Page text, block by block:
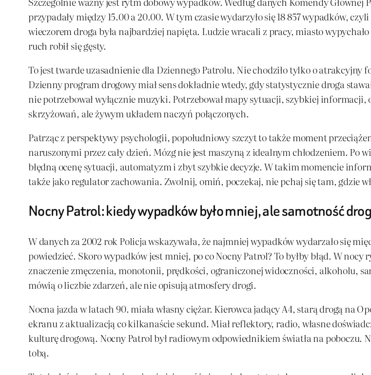
przypadały między 15.00 a 20.00. W tym czasie wydarzyło się 18 857 wypadków,
wieczorem droga była najbardziej napięta. Ludzie wracali z pracy, miasto
ruch robił się gęsty.
To jest twarde uzasadnienie dla Dzien­nego Patrolu. Nie chodziło tylko o
Dzienny program drogowy miał sens dokładnie wtedy, gdy statystycznie droga
nie potrzebował wyłącznie muzyki. Potrzebował mapy sytuacji, szybkiej
skrzyżowań, ale żywym układem naczyń połączonych.
Patrząc z perspektywy psychologii, popołudniowy szczyt to także moment
naruszonymi przez cały dzień. Mózg nie jest maszyną z idealnym chłodzeniem. Po
błędną ocenę sytuacji, automatyzm i zbyt szybkie decyzje. W takim momencie
także jako regulator zachowania. Zwolnij, omiń, poczekaj, nie pchaj się tam, gdzie
Nocny Patrol: kiedy wypadków było mniej, ale samotność
W danych za 2002 rok Policja wskazywała, że najmniej wypadków wydarzało się
powiedzieć. Skoro wypadków jest mniej, po co Nocny Patrol? To byłby błąd. W
znaczenie zmęczenia, monotonii, prędkości, ograniczonej widoczności, alkoholu,
mówią o liczbie zdarzeń, ale nie opisują atmosfery drogi.
Nocna jazda w latach 90. miała własny ciężar. Kierowca jadący A4, starą drogą na
ekranu z aktualizacją co kilkanaście sekund. Miał reflektory, radio, własne
kulturę drogową. Nocny Patrol był radiowym odpowiednikiem światła na poboczu.
tobą.